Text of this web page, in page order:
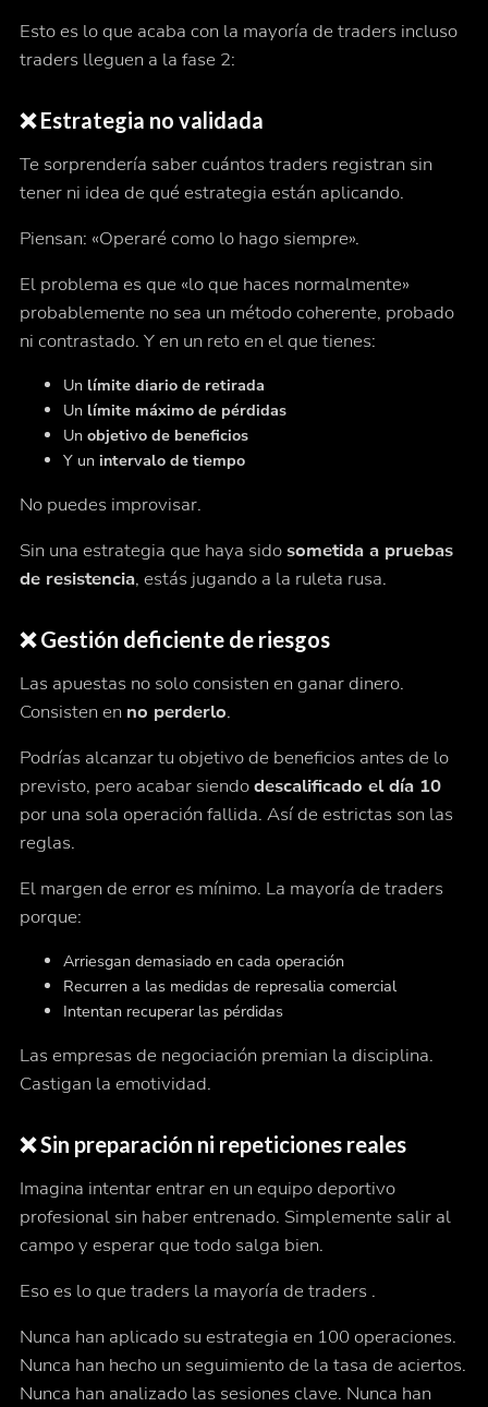
Esto es lo que acaba con la mayoría de traders incluso
traders lleguen a la fase 2:
❌ Estrategia no validada
Te sorprendería saber cuántos traders registran sin
tener ni idea de qué estrategia están aplicando.
Piensan: «Operaré como lo hago siempre».
El problema es que «lo que haces normalmente»
probablemente no sea un método coherente, probado
ni contrastado. Y en un reto en el que tienes:
Un límite diario de retirada
Un límite máximo de pérdidas
Un objetivo de beneficios
Y un intervalo de tiempo
No puedes improvisar.
Sin una estrategia que haya sidosometida a pruebas
de resistencia, estás jugando a la ruleta rusa.
❌ Gestión deficiente de riesgos
Las apuestas no solo consisten en ganar dinero.
Consisten en no perderlo.
Podrías alcanzar tu objetivo de beneficios antes de lo
previsto, pero acabar siendodescalificado el día 10
por una sola operación fallida. Así de estrictas son las
reglas.
El margen de error es mínimo. La mayoría de traders
porque:
Arriesgan demasiado en cada operación
Recurren a las medidas de represalia comercial
Intentan recuperar las pérdidas
Las empresas de negociación premian la disciplina.
Castigan la emotividad.
❌ Sin preparación ni repeticiones reales
Imagina intentar entrar en un equipo deportivo
profesional sin haber entrenado. Simplemente salir al
campo y esperar que todo salga bien.
Eso es lo que traders la mayoría de traders .
Nunca han aplicado su estrategia en 100 operaciones.
Nunca han hecho un seguimiento de la tasa de aciertos.
Nunca han analizado las sesiones clave. Nunca han